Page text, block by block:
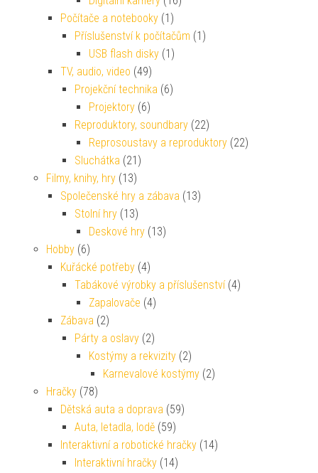
Počítače a notebooky (1)
Příslušenství k počítačům (1)
USB flash disky (1)
TV, audio, video (49)
Projekční technika (6)
Projektory (6)
Reproduktory, soundbary (22)
Reprosoustavy a reproduktory (22)
Sluchátka (21)
Filmy, knihy, hry (13)
Společenské hry a zábava (13)
Stolní hry (13)
Deskové hry (13)
Hobby (6)
Kuřácké potřeby (4)
Tabákové výrobky a příslušenství (4)
Zapalovače (4)
Zábava (2)
Párty a oslavy (2)
Kostýmy a rekvizity (2)
Karnevalové kostýmy (2)
Hračky (78)
Dětská auta a doprava (59)
Auta, letadla, lodě (59)
Interaktivní a robotické hračky (14)
Interaktivní hračky (14)